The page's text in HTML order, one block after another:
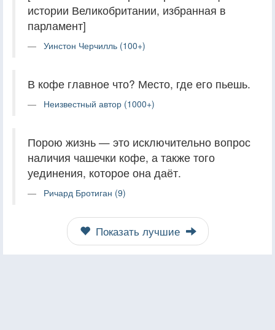
истории Великобритании, избранная в
парламент]
Уинстон Черчилль (100+)
В кофе главное что? Место, где его пьешь.
Неизвестный автор (1000+)
Порою жизнь — это исключительно вопрос
наличия чашечки кофе, а также того
уединения, которое она даёт.
Ричард Бротиган (9)
Показать лучшие